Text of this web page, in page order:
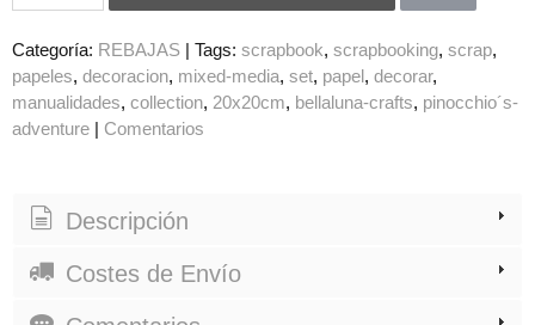
Categoría: REBAJAS | Tags: scrapbook scrapbooking scrap
papeles decoracion mixed-media set papel decorar
manualidades collection 20x20cm bellaluna-crafts pinocchio´s-
adventure | Comentarios
Descripción
Costes de Envío